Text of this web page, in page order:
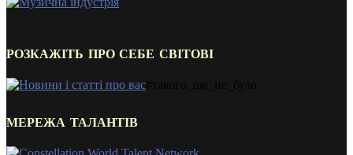
РОЗКАЖІТЬ ПРО СЕБЕ СВІТОВІ
МЕРЕЖА ТАЛАНТІВ